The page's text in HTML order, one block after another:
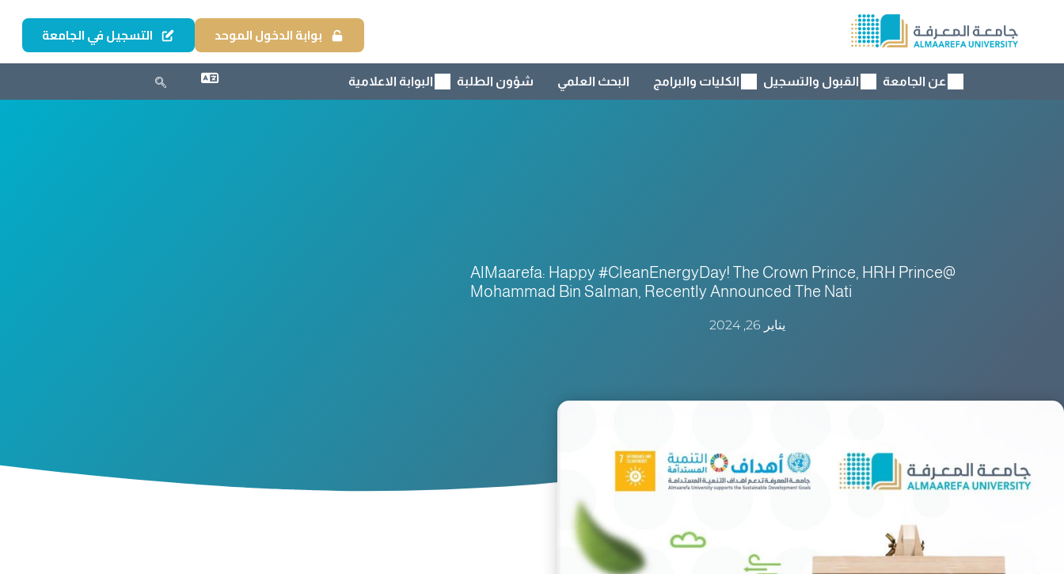
بوابة الدخول الموحد التسجيل في الجامعة
عن الجامعة القبول والتسجيل الكليات والبرامج البحث العلمي شؤون الطلبة البوابة الاعلامية
@AlMaarefa: Happy #CleanEnergyDay! The Crown Prince, HRH Prince
Mohammad Bin Salman, Recently Announced The Nati
يناير 26, 2024